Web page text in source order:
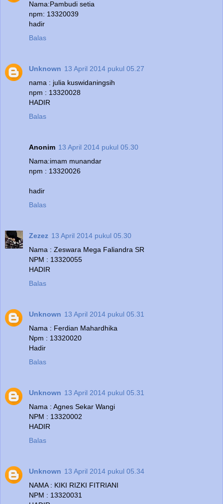
Nama:Pambudi setia
npm: 13320039
hadir
Balas
Unknown 13 April 2014 pukul 05.27
nama : julia kuswidaningsih
npm : 13320028
HADIR
Balas
Anonim 13 April 2014 pukul 05.30
Nama:imam munandar
npm : 13320026
hadir
Balas
Zezez 13 April 2014 pukul 05.30
Nama : Zeswara Mega Faliandra SR
NPM : 13320055
HADIR
Balas
Unknown 13 April 2014 pukul 05.31
Nama : Ferdian Mahardhika
Npm : 13320020
Hadir
Balas
Unknown 13 April 2014 pukul 05.31
Nama : Agnes Sekar Wangi
NPM : 13320002
HADIR
Balas
Unknown 13 April 2014 pukul 05.34
NAMA : KIKI RIZKI FITRIANI
NPM : 13320031